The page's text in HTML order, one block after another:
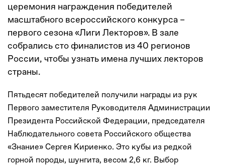
церемония награждения победителей
масштабного всероссийского конкурса –
первого сезона «Лиги Лекторов». В зале
собрались сто финалистов из 40 регионов
России, чтобы узнать имена лучших лекторов
страны.
Пятьдесят победителей получили награды из рук
Первого заместителя Руководителя Администрации
Президента Российской Федерации, председателя
Наблюдательного совета Российского общества
«Знание» Сергея Кириенко. Это кубы из редкой
горной породы, шунгита, весом 2,6 кг. Выбор